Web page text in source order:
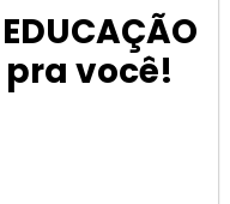
pra você!